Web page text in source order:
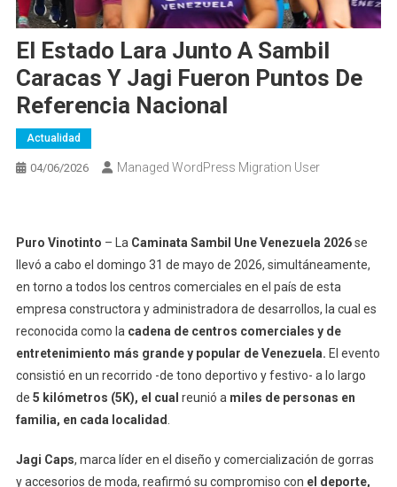
El Estado Lara Junto A Sambil
Caracas Y Jagi Fueron Puntos De
Referencia Nacional
Actualidad
04/06/2026 Managed WordPress Migration User
Puro Vinotinto – La Caminata Sambil Une Venezuela 2026se
llevó a cabo el domingo 31 de mayo de 2026, simultáneamente,
en torno a todos los centros comerciales en el país de esta
empresa constructora y administradora de desarrollos, la cual es
reconocida como la cadena de centros comerciales y de
entretenimiento más grande y popular de Venezuela. El evento
consistió en un recorrido -de tono deportivo y festivo- a lo largo
de 5 kilómetros (5K), el cual reunió a miles de personas en
familia, en cada localidad
Jagi Caps, marca líder en el diseño y comercialización de gorras
y accesorios de moda, reafirmó su compromiso con el deporte,